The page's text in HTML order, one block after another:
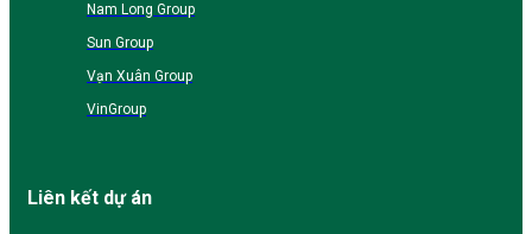
Nam Long Group
Sun Group
Vạn Xuân Group
VinGroup
Liên kết dự án